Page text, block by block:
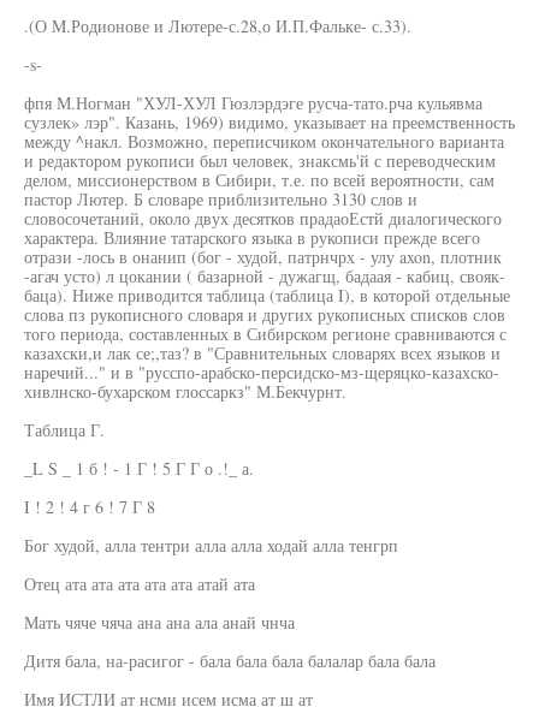
.(О M.Родионове и Лютере-с.28,о И.П.Фальке- с.33).
-s-
фпя М.Ногман "ХУЛ-ХУЛ Гюзлэрдэге русча-тато.рча кульявма
сузлек» лэр". Казань, 1969) видимо, указывает на преемственность
между ^накл. Возможно, переписчиком окончательного варианта
и редактором рукописи был человек, знаксмь'й с переводческим
делом, миссионерством в Сибири, т.е. по всей вероятности, сам
пастор Лютер. Б словаре приблизительно 3130 слов и
словосочетаний, около двух десятков прадаоЕстй диалогического
характера. Влияние татарского языка в рукописи прежде всего
отрази -лось в онанип (бог - худой, патрнчрх - улу axon, плотник
-агач усто) л цокании ( базарной - дужагщ, бадаая - кабиц, свояк-
баца). Ниже приводится таблица (таблица I), в которой отдельные
слова пз рукописного словаря и других рукописных списков слов
того периода, составленных в Сибирском регионе сравниваются с
казахски,и лак се;,таз? в "Сравнительных словарях всех языков и
наречий..." и в "русспо-арабско-персидско-мз-щеряцко-казахско-
хивлнско-бухарском глоссаркз" М.Бекчурнт.
Таблица Г.
_L S _ 1 б ! - 1 Г ! 5 Г Г о .!_ а.
I ! 2 ! 4 г 6 ! 7 Г 8
Бог худой, алла тентри алла алла ходай алла тенгрп
Отец ата ата ата ата ата атай ата
Мать чяче чяча ана ана ала анай чнча
Дитя бала, на-расигог - бала бала бала балалар бала бала
Имя ИСТЛИ ат нсми исем исма ат ш ат